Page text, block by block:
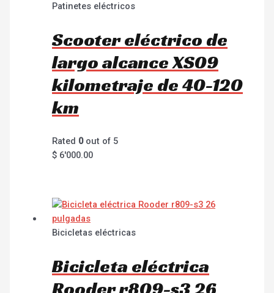
Patinetes eléctricos
Scooter eléctrico de
largo alcance XS09
kilometraje de 40-120
km
Rated 0out of 5
$ 6'000.00
Bicicletas eléctricas
Bicicleta eléctrica